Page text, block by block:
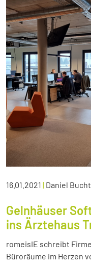
16.01.2021 | Daniel
Gelnhäuser
ins Ärztehaus
romeisIE schreibt
Büroräume im Herzen